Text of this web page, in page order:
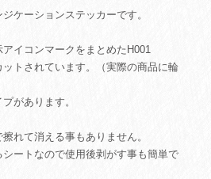
ケーションステッカーです。
イコンマークをまとめたH001
トされています。（実際の商品に輪
があります。
れて消える事もありません。
ートなので使用後剥がす事も簡単で